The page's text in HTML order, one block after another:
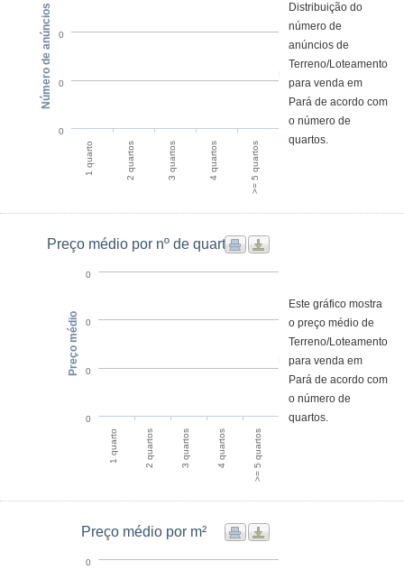
1 quarto 2 quartos 3 quartos 4 quartos >= 5 quartos
0
0
0
Número de anúncios
Distribuição do
número de
anúncios de
Terreno/Loteamento
para venda em
Pará de acordo com
o número de
quartos.
Preço médio por nº de quartos
1 quarto 2 quartos 3 quartos 4 quartos >= 5 quartos
0
0
0
0
Preço médio
Este gráfico mostra
o preço médio de
Terreno/Loteamento
para venda em
Pará de acordo com
o número de
quartos.
Preço médio por m²
0